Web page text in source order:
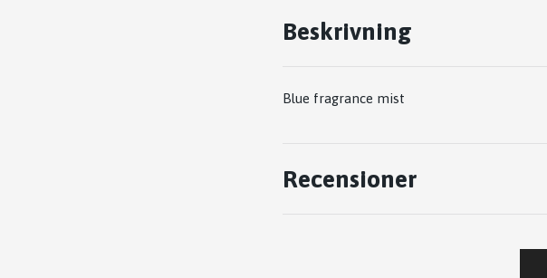
Beskrivning
Blue fragrance mist
Recensioner